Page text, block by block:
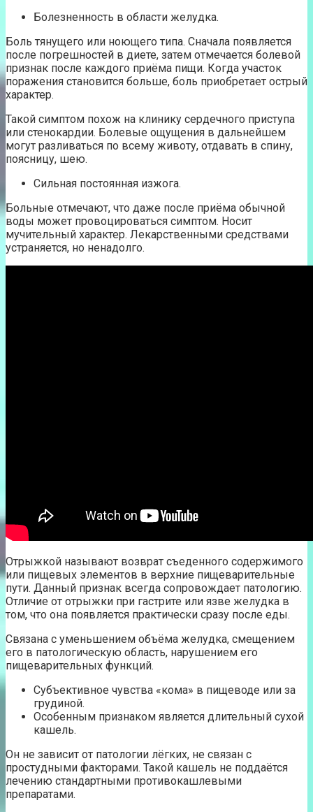
Болезненность в области желудка.
Боль тянущего или ноющего типа. Сначала появляется
после погрешностей в диете, затем отмечается болевой
признак после каждого приёма пищи. Когда участок
поражения становится больше, боль приобретает острый
характер.
Такой симптом похож на клинику сердечного приступа
или стенокардии. Болевые ощущения в дальнейшем
могут разливаться по всему животу, отдавать в спину,
поясницу, шею.
Сильная постоянная изжога.
Больные отмечают, что даже после приёма обычной
воды может провоцироваться симптом. Носит
мучительный характер. Лекарственными средствами
устраняется, но ненадолго.
Отрыжкой называют возврат съеденного содержимого
или пищевых элементов в верхние пищеварительные
пути. Данный признак всегда сопровождает патологию.
Отличие от отрыжки при гастрите или язве желудка в
том, что она появляется практически сразу после еды.
Связана с уменьшением объёма желудка, смещением
его в патологическую область, нарушением его
пищеварительных функций.
Субъективное чувства «кома» в пищеводе или за
грудиной.
Особенным признаком является длительный сухой
кашель.
Он не зависит от патологии лёгких, не связан с
простудными факторами. Такой кашель не поддаётся
лечению стандартными противокашлевыми
препаратами.